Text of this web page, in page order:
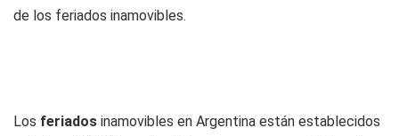
de los feriados inamovibles.
Los feriados inamovibles en Argentina están establecidos